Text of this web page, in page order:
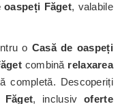
Făget, valabile
o Casă de oaspeți
combină relaxarea
completă. Descoperiți
, inclusivoferte